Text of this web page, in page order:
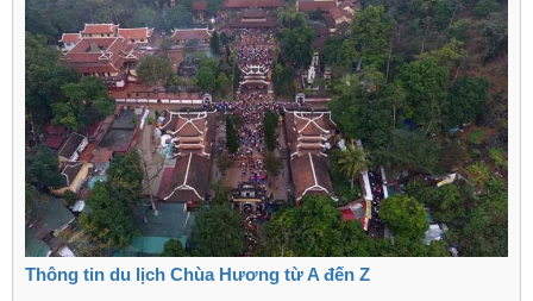
Thông tin du lịch Chùa Hương từ A đến Z